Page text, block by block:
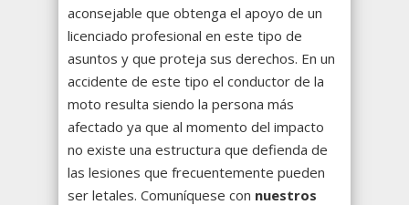
aconsejable que obtenga el apoyo de un
licenciado profesional en este tipo de
asuntos y que proteja sus derechos. En un
accidente de este tipo el conductor de la
moto resulta siendo la persona más
afectado ya que al momento del impacto
no existe una estructura que defienda de
las lesiones que frecuentemente pueden
ser letales. Comuníquese con nuestros